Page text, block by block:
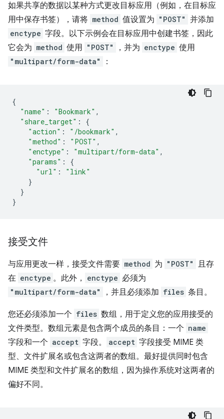
如果共享的数据以某种方式更改目标应用（例如，在目标应
用中保存书签），请将 method 值设置为 "POST" 并添加
enctype 字段。以下示例会在目标应用中创建书签，因此
它会为 method 使用 "POST" ，并为 enctype 使用
"multipart/form-data" ：
{
"name" : "Bookmark" ,
"share_target" :
{
"action" : "/bookmark" ,
"method" : "POST" ,
"enctype" : "multipart/form-data" ,
"params" :
{
"url" :
"link"
}
}
}
接受文件
与应用更改一样，接受文件需要 method 为 "POST" 且存
在 enctype 。此外， enctype 必须为
"multipart/form-data" ，并且必须添加 files 条目。
您还必须添加一个 files 数组，用于定义您的应用接受的
文件类型。数组元素是包含两个成员的条目：一个 name
字段和一个 accept 字段。 accept 字段接受 MIME 类
型、文件扩展名或包含这两者的数组。最好提供同时包含
MIME 类型和文件扩展名的数组，因为操作系统对这两者的
偏好不同。